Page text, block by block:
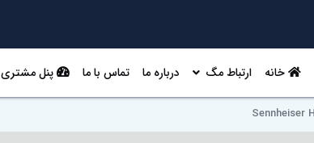
خانه ارتباط مگ درباره ما تماس با ما پنل مشتری